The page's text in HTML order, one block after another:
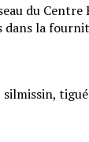
du Centre
la